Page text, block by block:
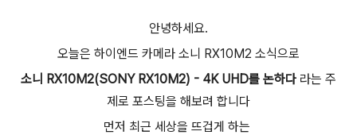
안녕하세요.
오늘은 하이엔드 카메라 소니 RX10M2 소식으로
소니 RX10M2(SONY RX10M2) - 4K UHD를 논하다 라는 주
제로 포스팅을 해보려 합니다
먼저 최근 세상을 뜨겁게 하는